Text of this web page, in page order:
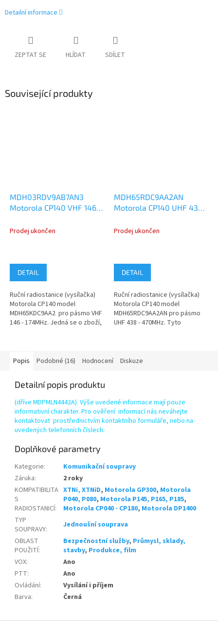
Detailní informace
ZEPTAT SE HLÍDAT SDÍLET
Související produkty
MDH03RDV9AB7AN3
Motorola CP140 VHF 146-
Prodej ukončen
DETAIL
Ruční radiostanice (vysílačka)
Motorola CP140 model
MDH65KDC9AA2 pro pásmo VHF
146 - 174MHz. Jedná se o zboží,
MDH65RDC9AA2AN
Motorola CP140 UHF 438-
Prodej ukončen
DETAIL
Ruční radiostanice (vysílačka)
Motorola CP140 model
MDH65RDC9AA2AN pro pásmo
UHF 438 - 470MHz. Tyto
Popis Podobné (16) Hodnocení Diskuze
Detailní popis produktu
(dříve MDPMLN4442A). Výše uvedené informace mají pouze
informativní charakter. Pro ověření informací nás neváhejte
kontaktovat prostřednictvím kontaktního formuláře, nebo na
uvedených telefonních číslech.
Doplňkové parametry
Kategorie:
Komunikační soupravy
Záruka:
2 roky
KOMPATIBILITA
S
RADIOSTANICÍ:
XTNi, XTNiD, Motorola GP300, Motorola
P040, P080, Motorola P145, P165, P185,
Motorola CP040 - CP180, Motorola DP1400
TYP
SOUPRAVY:
Jednoušní souprava
OBLAST
POUŽITÍ:
Bezpečnostní služby, Průmysl, sklady,
stavby, Produkce, film
VOX:
Ano
PTT:
Ano
Ovládání:
Vysílání i příjem
Barva: Černá